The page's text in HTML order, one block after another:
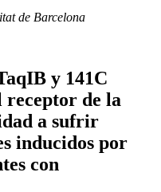
de Barcelona
y 141C
receptor de la
a sufrir
inducidos por
con